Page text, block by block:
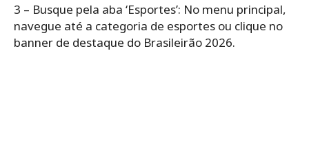
3 – Busque pela aba ‘Esportes’: No menu principal,
navegue até a categoria de esportes ou clique no
banner de destaque do Brasileirão 2026.